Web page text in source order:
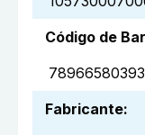
Código de
Fabricante: